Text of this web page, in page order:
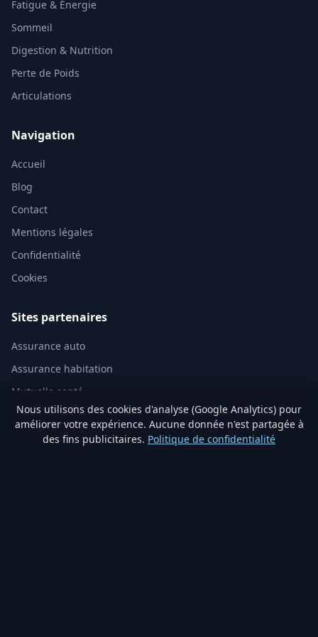
Fatigue & Énergie
Sommeil
Digestion & Nutrition
Perte de Poids
Articulations
Navigation
Accueil
Blog
Contact
Mentions légales
Confidentialité
Cookies
Sites partenaires
Assurance auto
Assurance habitation
Mutuelle santé
Assurance vie
Analyse immobilière IA
Nous utilisons des cookies d'analyse (Google Analytics) pour
améliorer votre expérience. Aucune donnée n'est partagée à
des fins publicitaires. Politique de confidentialité